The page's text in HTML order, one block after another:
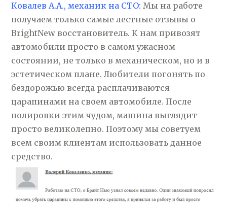
Ковалев А.А., механик на СТО: Мы на работе
получаем только самые лестные отзывы о
BrightNew восстановитель. К нам привозят
автомобили просто в самом ужасном
состоянии, не только в механическом, но и в
эстетическом плане. Любители погонять по
бездорожью всегда расплачиваются
царапинами на своем автомобиле. После
полировки этим чудом, машина выглядит
просто великолепно. Поэтому мы советуем
всем своим клиентам использовать данное
средство.